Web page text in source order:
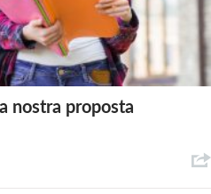
nostra proposta